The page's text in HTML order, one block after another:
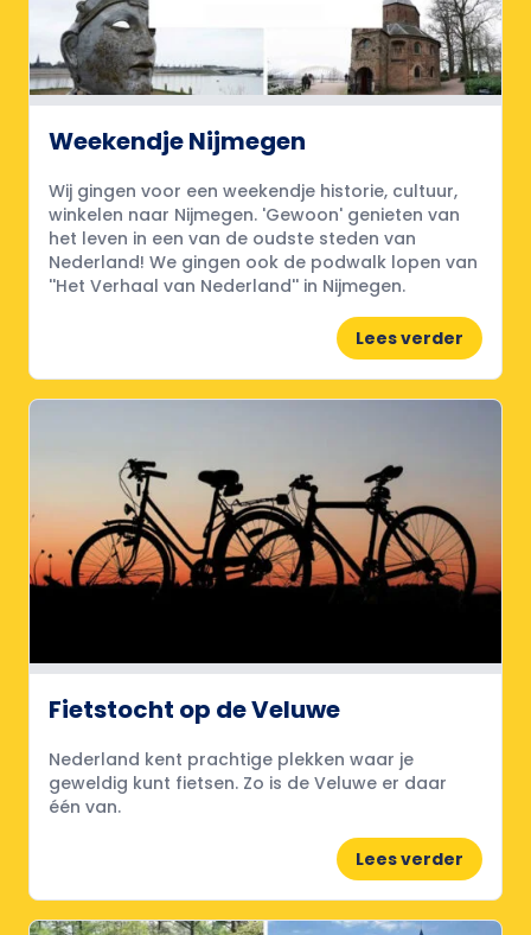
Weekendje Nijmegen
Wij gingen voor een weekendje historie, cultuur,
winkelen naar Nijmegen. 'Gewoon' genieten van
het leven in een van de oudste steden van
Nederland! We gingen ook de podwalk lopen van
''Het Verhaal van Nederland'' in Nijmegen.
Lees verder
Fietstocht op de Veluwe
Nederland kent prachtige plekken waar je
geweldig kunt fietsen. Zo is de Veluwe er daar
één van.
Lees verder